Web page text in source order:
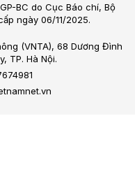
BC do Cục Báo chí, Bộ
ngày 06/11/2025.
(VNTA), 68 Dương Đình
TP. Hà Nội.